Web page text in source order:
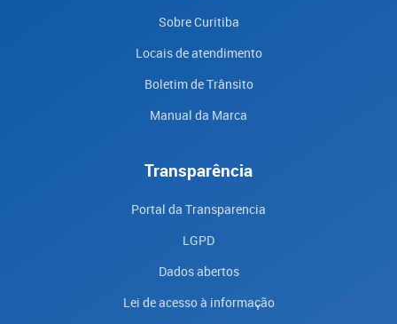
Sobre Curitiba
Locais de atendimento
Boletim de Trânsito
Manual da Marca
Transparência
Portal da Transparencia
LGPD
Dados abertos
Lei de acesso à informação